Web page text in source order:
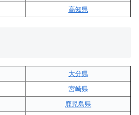
高知県
大分県
宮崎県
鹿児島県